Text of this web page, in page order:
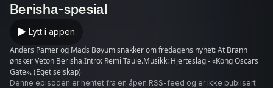
Berisha-spesial
Lytt i appen
Anders Pamer og Mads Bøyum snakker om fredagens nyhet: At Brann
ønsker Veton Berisha.Intro: Remi Taule.Musikk: Hjerteslag - «Kong Oscars
Gate». (Eget selskap)
Denne episoden er hentet fra en åpen RSS-feed og er ikke publisert